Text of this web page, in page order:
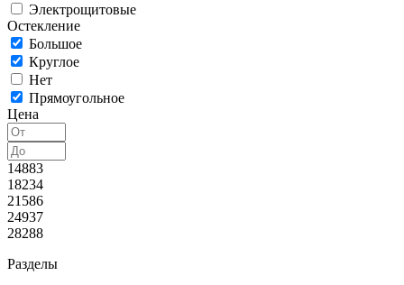
Электрощитовые
Остекление
Большое
Круглое
Нет
Прямоугольное
Цена
14883
18234
21586
24937
28288
Разделы